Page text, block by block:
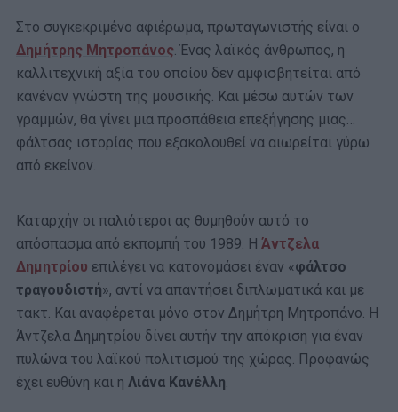
Στο συγκεκριμένο αφιέρωμα, πρωταγωνιστής είναι ο
Δημήτρης Μητροπάνος. Ένας λαϊκός άνθρωπος, η
καλλιτεχνική αξία του οποίου δεν αμφισβητείται από
κανέναν γνώστη της μουσικής. Και μέσω αυτών των
γραμμών, θα γίνει μια προσπάθεια επεξήγησης μιας…
φάλτσας ιστορίας που εξακολουθεί να αιωρείται γύρω
από εκείνον.
Καταρχήν οι παλιότεροι ας θυμηθούν αυτό το
απόσπασμα από εκπομπή του 1989. Η Άντζελα
Δημητρίου επιλέγει να κατονομάσει έναν «φάλτσο
τραγουδιστή», αντί να απαντήσει διπλωματικά και με
τακτ. Και αναφέρεται μόνο στον Δημήτρη Μητροπάνο. Η
Άντζελα Δημητρίου δίνει αυτήν την απόκριση για έναν
πυλώνα του λαϊκού πολιτισμού της χώρας. Προφανώς
έχει ευθύνη και η Λιάνα Κανέλλη.